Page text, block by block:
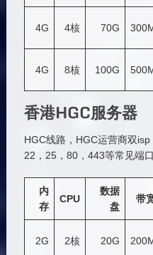
4G 4核 70G
4G 8核 100G
香港HGC服务器
HGC线路，HGC运营商双
22，25，80，443等常见端口
内
存
CPU
数据
盘
带
2G 2核 20G